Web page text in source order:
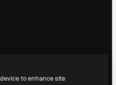
to enhance site